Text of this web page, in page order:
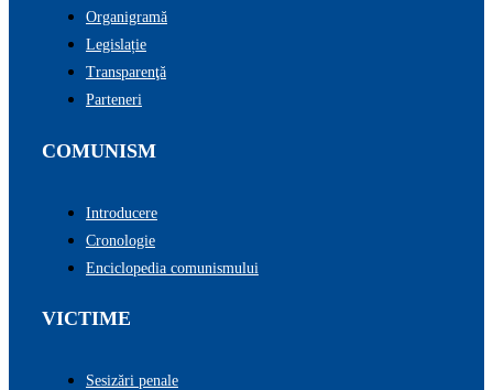
Organigramă
Legislație
Transparenţă
Parteneri
COMUNISM
Introducere
Cronologie
Enciclopedia comunismului
VICTIME
Sesizări penale